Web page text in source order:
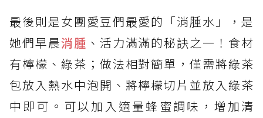
最後則是女團愛豆們最愛的「消腫水」，是
她們早晨消腫 、活力滿滿的秘訣之一！食材
有檸檬、綠茶；做法相對簡單，僅需將綠茶
包放入熱水中泡開、將檸檬切片並放入綠茶
中即可。可以加入適量蜂蜜調味，增加清